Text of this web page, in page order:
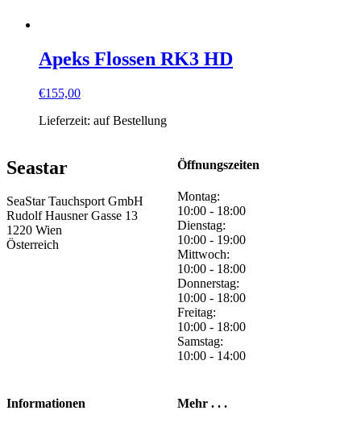
Apeks Flossen RK3 HD
€155,00
Lieferzeit: auf Bestellung
Seastar
SeaStar Tauchsport GmbH
Rudolf Hausner Gasse 13
1220 Wien
Österreich
Öffnungszeiten
Montag:
10:00 - 18:00
Dienstag:
10:00 - 19:00
Mittwoch:
10:00 - 18:00
Donnerstag:
10:00 - 18:00
Freitag:
10:00 - 18:00
Samstag:
10:00 - 14:00
Informationen Mehr . . .